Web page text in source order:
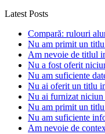
Latest Posts
Compară: rulouri
Nu am primit un titlu
Am nevoie de titlul
Nu a fost oferit
Nu am suficiente
Nu ai oferit un titlu
Nu ai furnizat niciun
Nu am primit un titlu
Nu am suficiente
Am nevoie de